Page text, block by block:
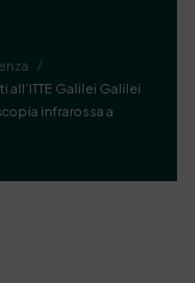
/
all’ITTE Galilei Galilei
infrarossa a